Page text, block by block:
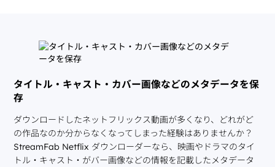
タイトル・キャスト・カバー画像などのメタデータを保
存
ダウンロードしたネットフリックス動画が多くなり、どれがど
の作品なのか分からなくなってしまった経験はありませんか？
StreamFab Netflix ダウンローダーなら、映画やドラマのタイ
トル・キャスト・がバー画像などの情報を記載したメタデータ